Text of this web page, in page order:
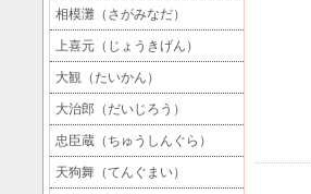
相模灘（さがみなだ）
上喜元（じょうきげん）
大観（たいかん）
大治郎（だいじろう）
忠臣蔵（ちゅうしんぐら）
天狗舞（てんぐまい）